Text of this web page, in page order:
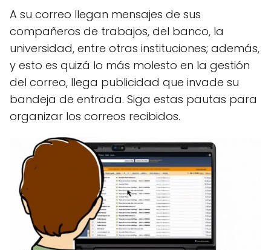
A su correo llegan mensajes de sus
compañeros de trabajos, del banco, la
universidad, entre otras instituciones; además,
y esto es quizá lo más molesto en la gestión
del correo, llega publicidad que invade su
bandeja de entrada. Siga estas pautas para
organizar los correos recibidos.